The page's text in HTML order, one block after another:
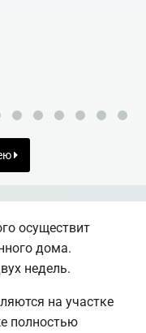
осуществит
дома.
недель.
на участке
полностью